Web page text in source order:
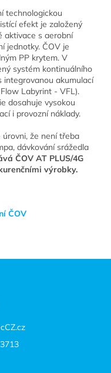
technologickou
efekt je založený
aktivace s aerobní
jednotky. ČOV je
PP krytem. V
systém kontinuálního
integrovanou akumulací
Labyrint - VFL).
dosahuje vysokou
i provozní náklady.
že není třeba
dávkování srážedla
ČOV AT PLUS/4G
výrobky.
ČOV